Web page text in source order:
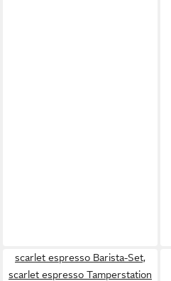
scarlet espresso Barista-Set,
scarlet espresso Tamperstation